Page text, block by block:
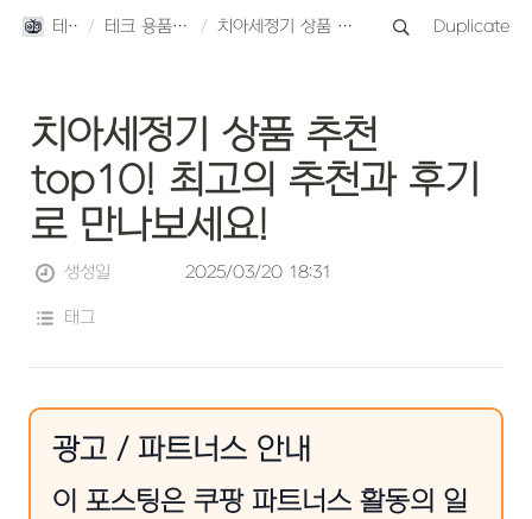
테크스토리 / 테크 용품 TOP10 리뷰 / 치아세정기 상품 추천 top10! 최고의 추천과 후기로 만나보세요! Duplicate
치아세정기 상품 추천
top10! 최고의 추천과 후기
로 만나보세요!
생성일 2025/03/20 18:31
태그
광고 / 파트너스 안내
이 포스팅은 쿠팡 파트너스 활동의 일